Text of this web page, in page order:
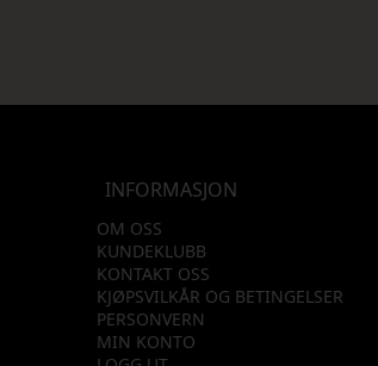
INFORMASJON
OM OSS
KUNDEKLUBB
KONTAKT OSS
KJØPSVILKÅR OG BETINGELSER
PERSONVERN
MIN KONTO